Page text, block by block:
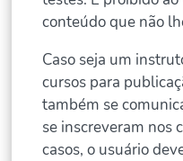
conteúdo que não
Caso seja um
cursos para
também se
se inscreveram nos
casos, o usuário